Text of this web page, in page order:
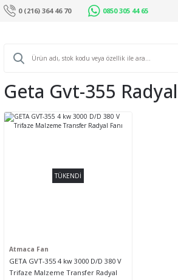
0 (216) 364 46 70 0850 305 44 65
Geta Gvt-355
TÜKENDİ
Atmaca Fan
GETA GVT-355 4 kw 3000 D/D 380 V
Trifaze Malzeme Transfer Radyal